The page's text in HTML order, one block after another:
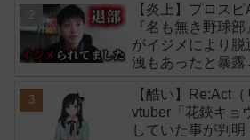
【炎上】プロス
『名も無き野球
がイジメにより
洩もあったと暴
【酷い】Re:Act
vtuber「花鋏キョ
していた事が判明